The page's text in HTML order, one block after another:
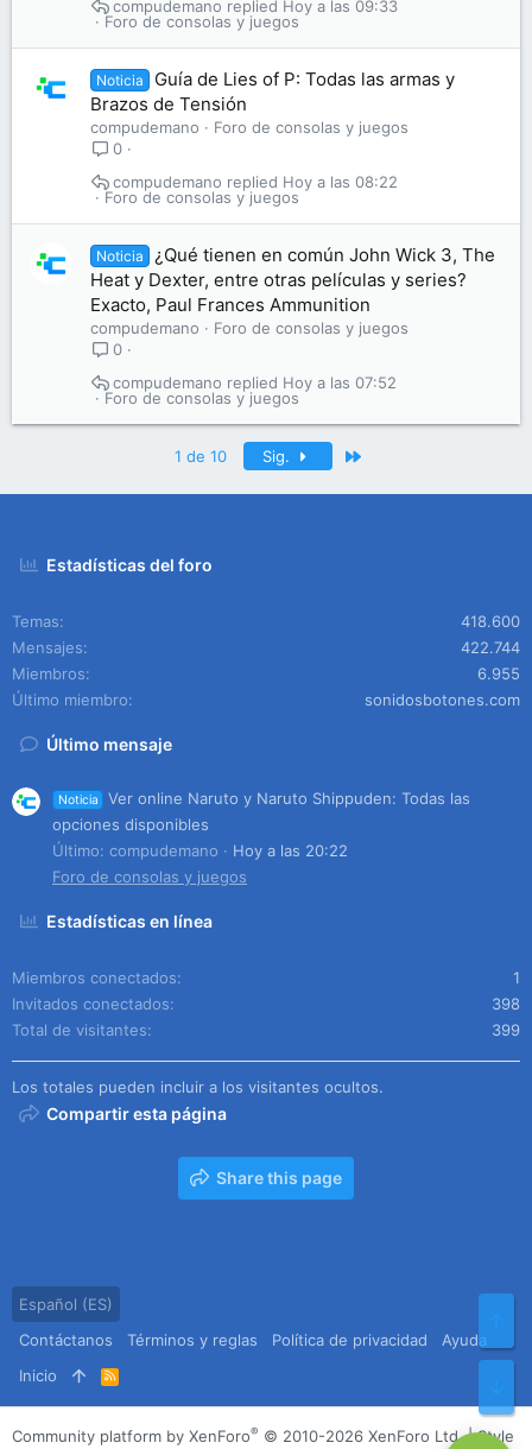
Foro de consolas y juegos
Hoy a las 09:33
compudemano
Noticia
Guía de Lies of P: Todas las armas y
Brazos de Tensión
compudemano
Foro de consolas y juegos
0
Foro de consolas y juegos
Hoy a las 08:22
compudemano
Noticia
¿Qué tienen en común John Wick 3, The
Heat y Dexter, entre otras películas y series?
Exacto, Paul Frances Ammunition
compudemano
Foro de consolas y juegos
0
Foro de consolas y juegos
Hoy a las 07:52
compudemano
1 de 10 Sig.
Estadísticas del foro
Temas
418.600
Mensajes
422.744
Miembros
6.955
Último miembro
sonidosbotones.com
Último mensaje
Noticia
Ver online Naruto y Naruto Shippuden: Todas las
opciones disponibles
Último: compudemano
Hoy a las 20:22
Foro de consolas y juegos
Estadísticas en línea
Miembros conectados
1
Invitados conectados
398
Total de visitantes
399
Los totales pueden incluir a los visitantes ocultos.
Compartir esta página
Share this page
Español (ES)
Contáctanos
Términos y reglas Política de privacidad
Ayuda
Inicio
R
S
S
Community platform by XenForo® © 2010-2026 XenForo Ltd. |Style